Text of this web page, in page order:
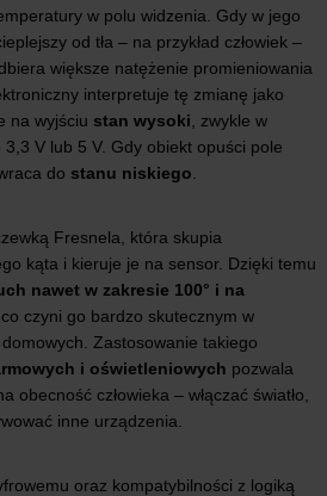
w polu widzenia. Gdy w jego
od tła – na przykład człowiek –
większe natężenie promieniowania
interpretuje tę zmianę jako
na wyjściu stan wysoki , zwykle w
3,3 V lub 5 V. Gdy obiekt opuści pole
do stanu niskiego
Fresnela, która skupia
kąta i kieruje je na sensor. Dzięki temu
nawet w zakresie 100° i na
, co czyni go bardzo skutecznym w
Zastosowanie takiego
i oświetleniowych pozwala
obecność człowieka – włączać światło,
inne urządzenia.
oraz kompatybilności z logiką